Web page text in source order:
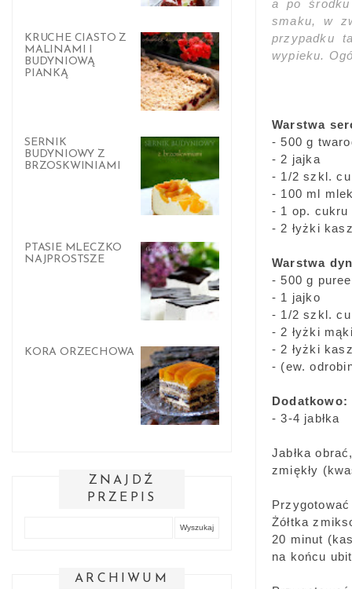
a po
smaku, w
przypadku
wypieku.
Warstwa
- 500 g
- 2 jajka
- 1/2 szkl.
- 100 ml
- 1 op. cukru
- 2 łyżki
Warstwa
- 500 g
- 1 jajko
- 1/2 szkl.
- 2 łyżki
- 2 łyżki
- (ew.
Dodatkowo:
- 3-4 jabłka
Jabłka
zmiękły
Żółtka
20 minut
na końcu
KRUCHE CIASTO Z
MALINAMI I
BUDYNIOWĄ
PIANKĄ
SERNIK
BUDYNIOWY Z
BRZOSKWINIAMI
PTASIE MLECZKO
NAJPROSTSZE
KORA ORZECHOWA
ZNAJDŹ
PRZEPIS
ARCHIWUM